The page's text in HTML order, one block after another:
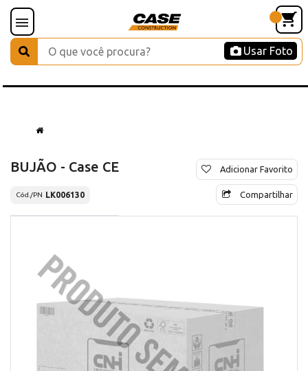
Usar Foto
BUJÃO - Case CE
Cód./PN LK006130
Adicionar Favorito
Compartilhar